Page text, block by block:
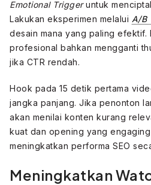
Emotional Triggeruntuk
Lakukan eksperimen melalui A/B
desain mana yang paling
profesional bahkan mengganti
jika CTR rendah.
Hook pada 15 detik pertama
jangka panjang. Jika penonton
akan menilai konten kurang
kuat dan opening yang engaging
meningkatkan performa SEO
Meningkatkan